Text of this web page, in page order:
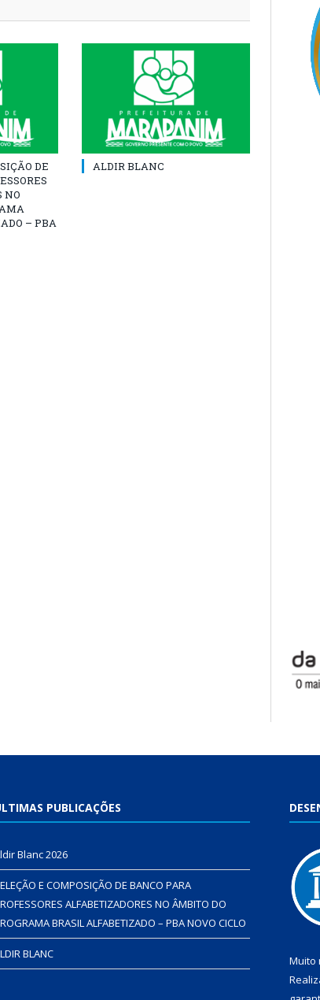
DE
NO
– PBA
ALDIR BLANC
PUBLICAÇÕES
Blanc 2026
E COMPOSIÇÃO DE BANCO PARA
ALFABETIZADORES NO ÂMBITO DO
BRASIL ALFABETIZADO – PBA NOVO CICLO
BLANC Muito